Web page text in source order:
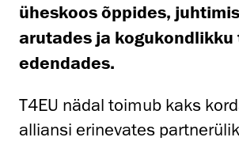
üheskoos õppides,
arutades ja kogukondlikku
edendades.
T4EU nädal toimub kaks
alliansi erinevates